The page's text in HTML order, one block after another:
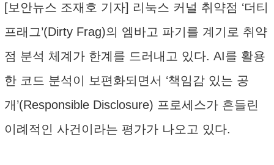
[보안뉴스 조재호 기자] 리눅스 커널 취약점 ‘더티
프래그’(Dirty Frag)의 엠바고 파기를 계기로 취약
점 분석 체계가 한계를 드러내고 있다. AI를 활용
한 코드 분석이 보편화되면서 ‘책임감 있는 공
개’(Responsible Disclosure) 프로세스가 흔들린
이례적인 사건이라는 평가가 나오고 있다.